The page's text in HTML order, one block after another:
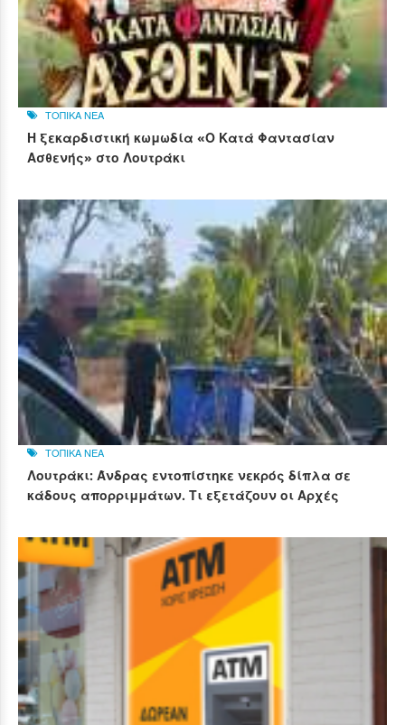
ΤΟΠΙΚΑ ΝΕΑ
Η ξεκαρδιστική κωμωδία «Ο Κατά Φαντασίαν
Ασθενής» στο Λουτράκι
ΤΟΠΙΚΑ ΝΕΑ
Λουτράκι: Άνδρας εντοπίστηκε νεκρός δίπλα σε
κάδους απορριμμάτων. Τι εξετάζουν οι Αρχές